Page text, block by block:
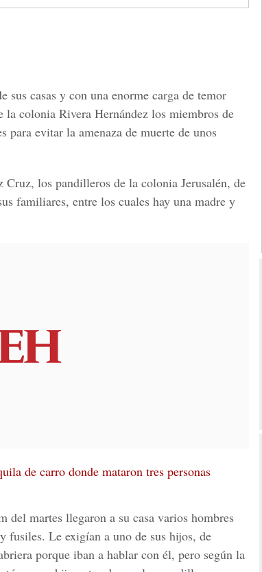
sus casas y con una enorme carga de temor
la colonia Rivera Hernández los miembros de
para evitar la amenaza de muerte de unos
Cruz, los pandilleros de la colonia Jerusalén, de
familiares, entre los cuales hay una madre y
de carro donde mataron tres personas
del martes llegaron a su casa varios hombres
fusiles. Le exigían a uno de sus hijos, de
porque iban a hablar con él, pero según la